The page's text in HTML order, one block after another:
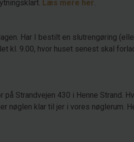
Læs mere her.
Har I bestilt en slutrengøring
kl. 9.00, hvor huset senest skal
Strandvejen 430 i Henne Strand.
nøglen klar til jer i vores nøglerum.